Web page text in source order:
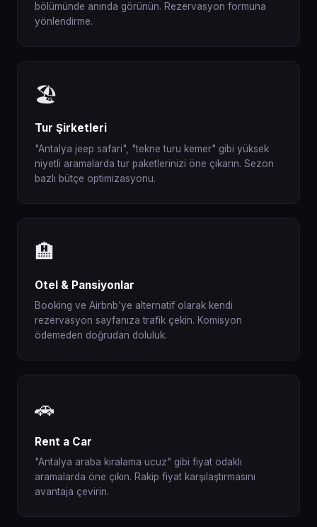
bölümünde anında görünün. Rezervasyon formuna
yönlendirme.
🏖️
Tur Şirketleri
"Antalya jeep safari", "tekne turu kemer" gibi yüksek
niyetli aramalarda tur paketlerinizi öne çıkarın. Sezon
bazlı bütçe optimizasyonu.
🏨
Otel & Pansiyonlar
Booking ve Airbnb'ye alternatif olarak kendi
rezervasyon sayfanıza trafik çekin. Komisyon
ödemeden doğrudan doluluk.
🚗
Rent a Car
"Antalya araba kiralama ucuz" gibi fiyat odaklı
aramalarda öne çıkın. Rakip fiyat karşılaştırmasını
avantaja çevirin.